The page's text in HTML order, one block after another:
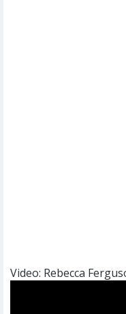
Video: Rebecca